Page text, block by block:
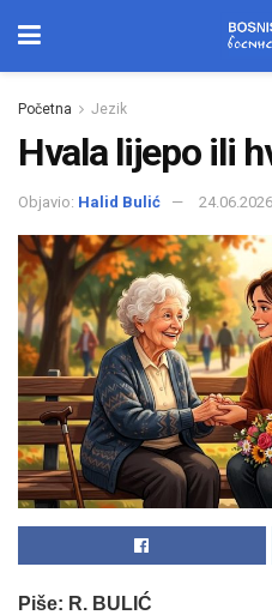
Početna Jezik
Hvala lijepo ili
Objavio: Halid Bulić 24.06.2026
Piše: R. BULIĆ